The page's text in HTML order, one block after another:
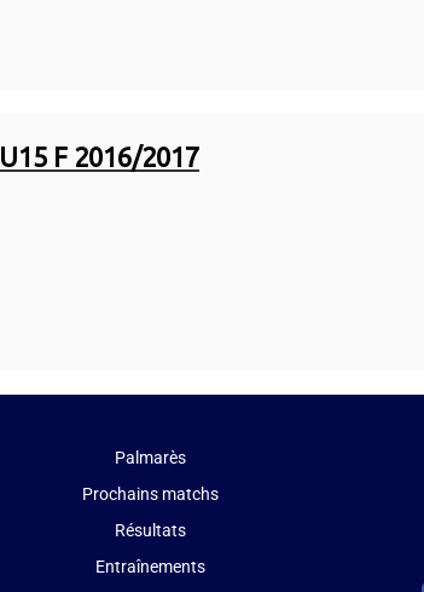
U15 F 2016/2017
Palmarès
Prochains matchs
Résultats
Entraînements